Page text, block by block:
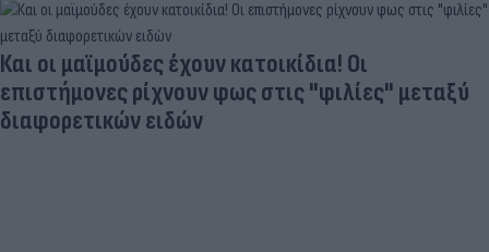
Και οι μαϊμούδες έχουν κατοικίδια! Οι
επιστήμονες ρίχνουν φως στις "φιλίες" μεταξύ
διαφορετικών ειδών